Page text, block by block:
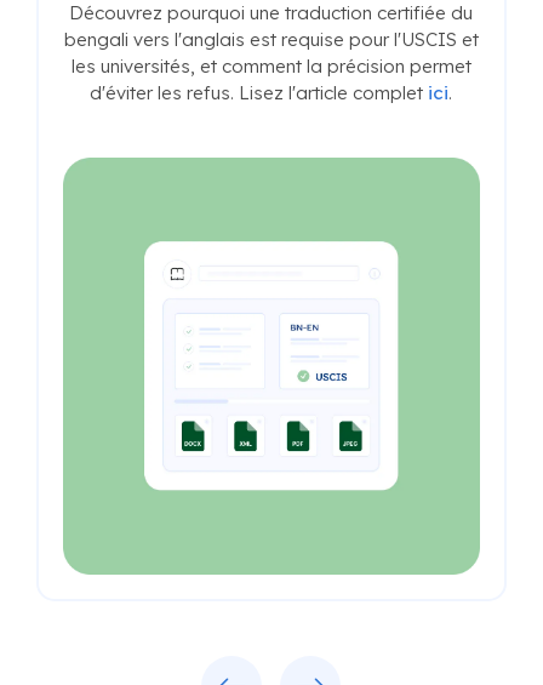
Découvrez pourquoi une traduction certifiée du
bengali vers l'anglais est requise pour l'USCIS et
les universités, et comment la précision permet
d'éviter les refus. Lisez l'article complet ici.